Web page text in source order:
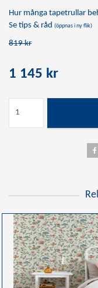
Hur många tapetrullar
Se tips & råd (öppnas i ny flik)
819 kr
1 145 kr